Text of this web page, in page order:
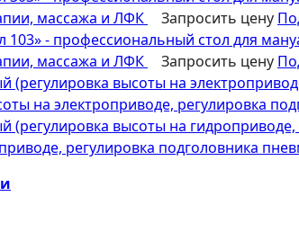
массажа и ЛФК
Запросить цену
массажа и ЛФК
Запросить цену
на электроприводе, регулировка
регулировка подголовника